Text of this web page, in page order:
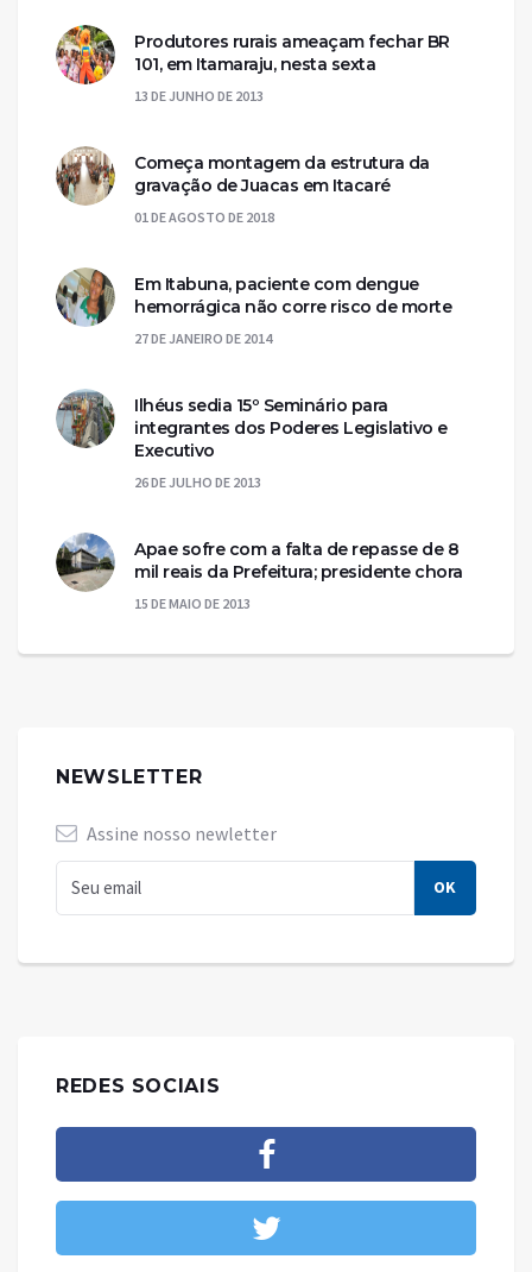
Produtores rurais ameaçam fechar BR
101, em Itamaraju, nesta sexta
13 DE JUNHO DE 2013
Começa montagem da estrutura da
gravação de Juacas em Itacaré
01 DE AGOSTO DE 2018
Em Itabuna, paciente com dengue
hemorrágica não corre risco de morte
27 DE JANEIRO DE 2014
Ilhéus sedia 15º Seminário para
integrantes dos Poderes Legislativo e
Executivo
26 DE JULHO DE 2013
Apae sofre com a falta de repasse de 8
mil reais da Prefeitura; presidente chora
15 DE MAIO DE 2013
NEWSLETTER
Assine nosso newletter
REDES SOCIAIS